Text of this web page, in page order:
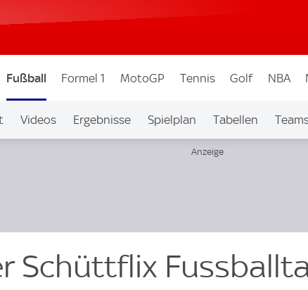
Fußball Formel 1 MotoGP Tennis Golf NBA
Videos Ergebnisse Spielplan Tabellen
Schüttflix